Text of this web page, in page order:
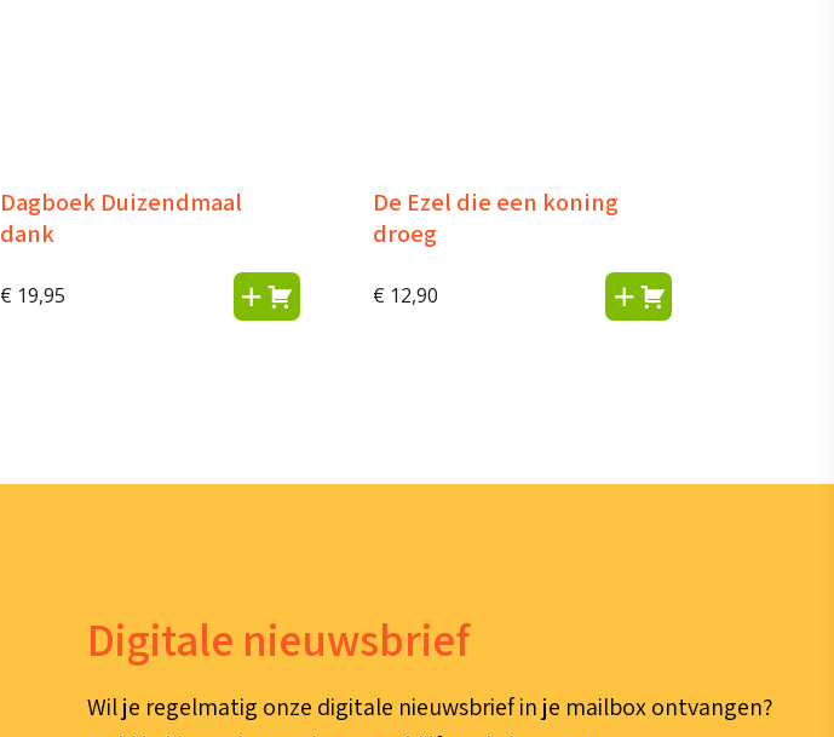
Dagboek Duizendmaal
dank
€ 19,95
De Ezel die een koning
droeg
€ 12,90
Digitale nieuwsbrief
Wil je regelmatig onze digitale nieuwsbrief in je mailbox ontvangen?